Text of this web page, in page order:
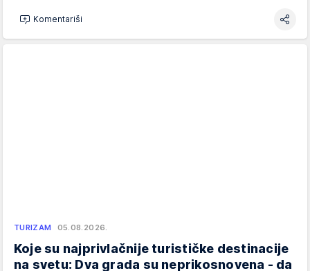
Komentariši
TURIZAM 05.08.2026.
Koje su najprivlačnije turističke destinacije
na svetu: Dva grada su neprikosnovena - da